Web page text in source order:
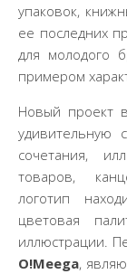
упаковок,
ее последних
для молодого
примером
Новый проект
удивительную
сочетания,
товаров,
логотип
цветовая
иллюстрации.
O!Meega,